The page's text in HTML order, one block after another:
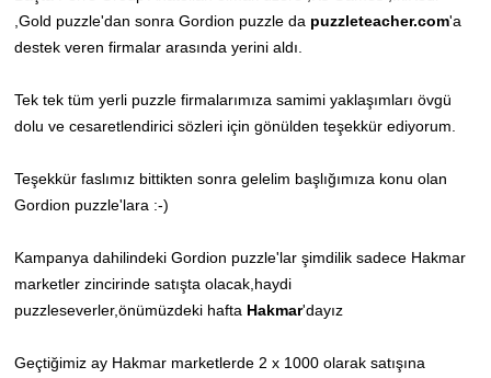
,Gold puzzle'dan sonra Gordion puzzle da puzzleteacher.com'a
destek veren firmalar arasında yerini aldı.
Tek tek tüm yerli puzzle firmalarımıza samimi yaklaşımları övgü
dolu ve cesaretlendirici sözleri için gönülden teşekkür ediyorum.
Teşekkür faslımız bittikten sonra gelelim başlığımıza konu olan
Gordion puzzle'lara :-)
Kampanya dahilindeki Gordion puzzle'lar şimdilik sadece Hakmar
marketler zincirinde satışta olacak, haydi
puzzleseverler,önümüzdeki hafta Hakmar'dayız
Geçtiğimiz ay Hakmar marketlerde 2 x 1000 olarak satışına